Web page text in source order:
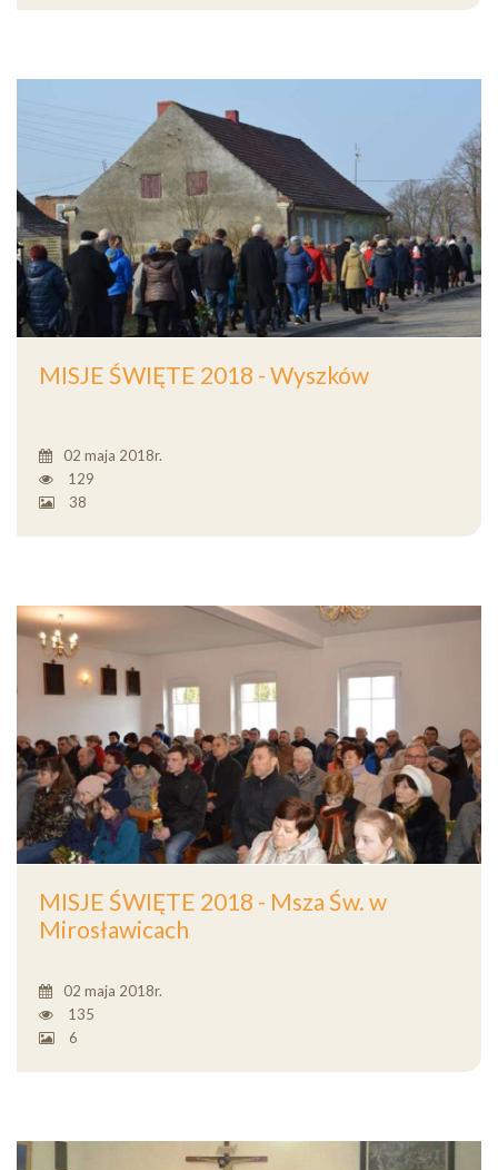
MISJE ŚWIĘTE 2018 - Wyszków
02 maja 2018r.
129
38
MISJE ŚWIĘTE 2018 - Msza Św. w
Mirosławicach
02 maja 2018r.
135
6